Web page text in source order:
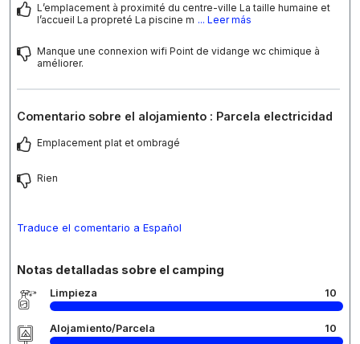
L’emplacement à proximité du centre-ville La taille humaine et
l’accueil La propreté La piscine m ... Leer más
Manque une connexion wifi Point de vidange wc chimique à
améliorer.
Comentario sobre el alojamiento : Parcela electricidad
Emplacement plat et ombragé
Rien
Traduce el comentario a Español
Notas detalladas sobre el camping
Limpieza 10
Alojamiento/Parcela 10